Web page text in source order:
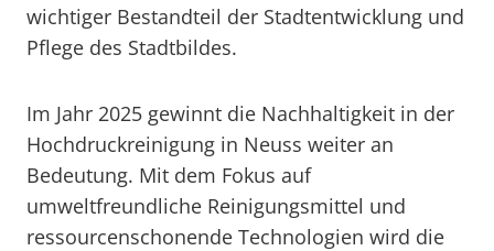
wichtiger Bestandteil der Stadtentwicklung und
Pflege des Stadtbildes.
Im Jahr 2025 gewinnt die Nachhaltigkeit in der
Hochdruckreinigung in Neuss weiter an
Bedeutung. Mit dem Fokus auf
umweltfreundliche Reinigungsmittel und
ressourcenschonende Technologien wird die